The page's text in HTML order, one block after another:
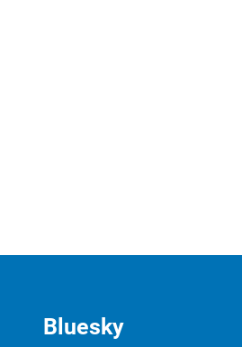
Bluesky